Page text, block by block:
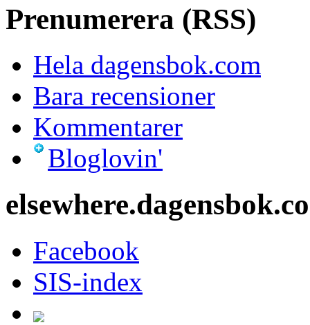
Prenumerera (RSS)
Hela dagensbok.com
Bara recensioner
Kommentarer
Bloglovin'
Facebook
SIS-index